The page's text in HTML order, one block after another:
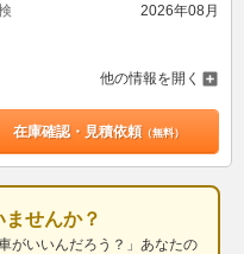
2026年08月
他の情報を開く
在庫確認・見積依頼（無料）
せんか？
がいいんだろう？」あなたの